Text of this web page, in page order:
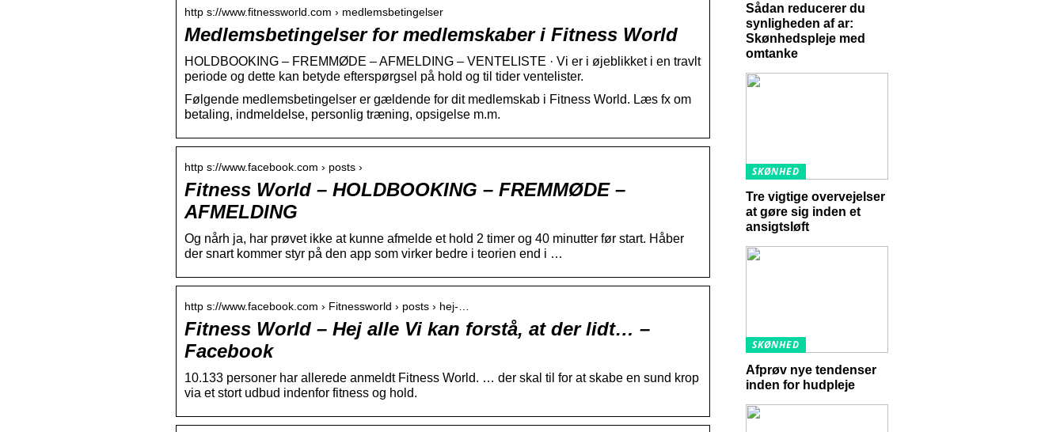
http s://www.fitnessworld.com › medlemsbetingelser
Medlemsbetingelser for medlemskaber i Fitness World
HOLDBOOKING – FREMMØDE – AFMELDING – VENTELISTE · Vi er i øjeblikket i en travlt
periode og dette kan betyde efterspørgsel på hold og til tider ventelister.
Følgende medlemsbetingelser er gældende for dit medlemskab i Fitness World. Læs fx om
betaling, indmeldelse, personlig træning, opsigelse m.m.
http s://www.facebook.com › posts ›
Fitness World – HOLDBOOKING – FREMMØDE –
AFMELDING
Og nårh ja, har prøvet ikke at kunne afmelde et hold 2 timer og 40 minutter før start. Håber
der snart kommer styr på den app som virker bedre i teorien end i …
http s://www.facebook.com › Fitnessworld › posts › hej-…
Fitness World – Hej alle Vi kan forstå, at der lidt… –
Facebook
10.133 personer har allerede anmeldt Fitness World. … der skal til for at skabe en sund krop
via et stort udbud indenfor fitness og hold.
Sådan reducerer du
synligheden af ar:
Skønhedspleje med
omtanke
SKØNHED
Tre vigtige overvejelser
at gøre sig inden et
ansigtsløft
SKØNHED
Afprøv nye tendenser
inden for hudpleje